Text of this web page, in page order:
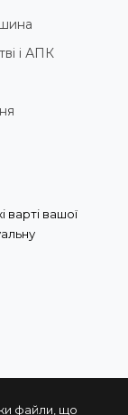
файли, що
і АПК
варті вашої